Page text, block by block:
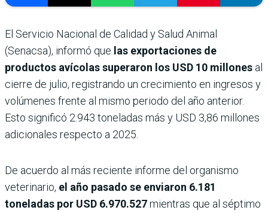
El Servicio Nacional de Calidad y Salud Animal
(Senacsa), informó que las exportaciones de
productos avícolas superaron los USD 10 millones al
cierre de julio, registrando un crecimiento en ingresos y
volúmenes frente al mismo periodo del año anterior.
Esto significó 2.943 toneladas más y USD 3,86 millones
adicionales respecto a 2025.
De acuerdo al más reciente informe del organismo
veterinario, el año pasado se enviaron 6.181
toneladas por USD 6.970.527mientras que al séptimo